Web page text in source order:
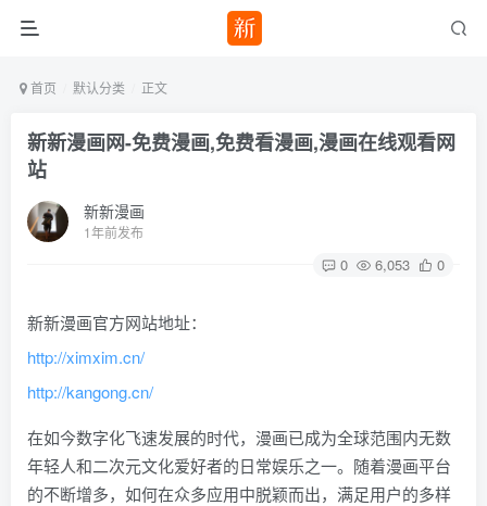
首页 默认分类 正文
新新漫画网-免费漫画,免费看漫画,漫画在线观看网
站
新新漫画
1年前发布
0 6,053 0
新新漫画官方网站地址：
http://ximxim.cn/
http://kangong.cn/
在如今数字化飞速发展的时代，漫画已成为全球范围内无数
年轻人和二次元文化爱好者的日常娱乐之一。随着漫画平台
的不断增多，如何在众多应用中脱颖而出，满足用户的多样